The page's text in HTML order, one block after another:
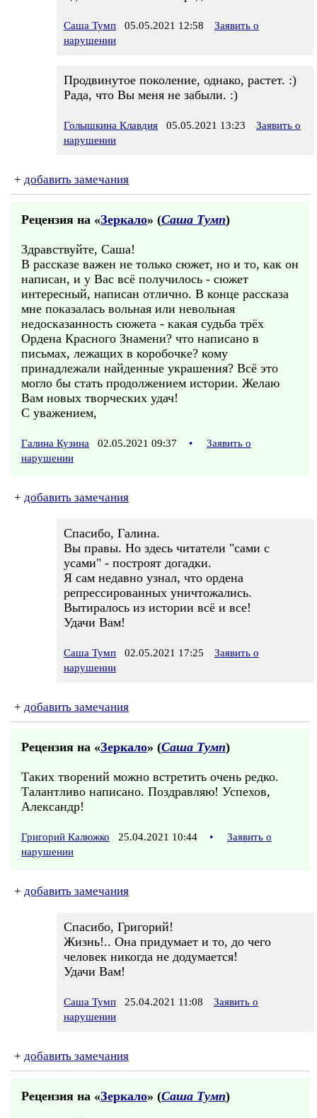
Саша Тумп 05.05.2021 12:58
Заявить о
нарушении
Продвинутое поколение, однако, растет. :)
Рада, что Вы меня не забыли. :)
Голышкина Клавдия 05.05.2021 13:23
Заявить о
нарушении
+ добавить замечания
Рецензия на «Зеркало» (Саша Тумп)
Здравствуйте, Саша!
В рассказе важен не только сюжет, но и то, как он
написан, и у Вас всё получилось - сюжет
интересный, написан отлично. В конце рассказа
мне показалась вольная или невольная
недосказанность сюжета - какая судьба трёх
Ордена Красного Знамени? что написано в
письмах, лежащих в коробочке? кому
принадлежали найденные украшения? Всё это
могло бы стать продолжением истории. Желаю
Вам новых творческих удач!
С уважением,
Галина Кузина 02.05.2021 09:37 •
Заявить о
нарушении
+ добавить замечания
Спасибо, Галина.
Вы правы. Но здесь читатели "сами с
усами" - построят догадки.
Я сам недавно узнал, что ордена
репрессированных уничтожались.
Вытиралось из истории всё и все!
Удачи Вам!
Саша Тумп 02.05.2021 17:25
Заявить о
нарушении
+ добавить замечания
Рецензия на «Зеркало» (Саша Тумп)
Таких творений можно встретить очень редко.
Талантливо написано. Поздравляю! Успехов,
Александр!
Григорий Калюжко 25.04.2021 10:44 •
Заявить о
нарушении
+ добавить замечания
Спасибо, Григорий!
Жизнь!.. Она придумает и то, до чего
человек никогда не додумается!
Удачи Вам!
Саша Тумп 25.04.2021 11:08
Заявить о
нарушении
+ добавить замечания
Рецензия на «Зеркало» (Саша Тумп)